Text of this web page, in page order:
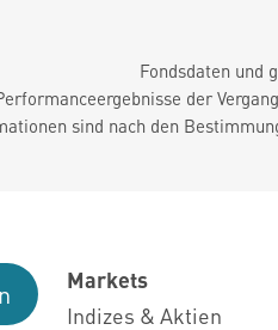
Fondsdaten und
der
sind nach den
Markets
Indizes & Aktien